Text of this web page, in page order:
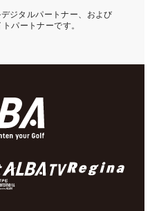
ジタルパートナー、および
パートナーです。